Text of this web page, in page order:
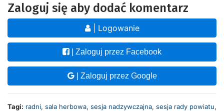
Zaloguj się aby dodać komentarz
| Logowanie
| Zaloguj przez Facebook
| Zaloguj przez Google
Tagi: radni, sala herbowa, sesja nadzywczajna, sesja rady powiatu,